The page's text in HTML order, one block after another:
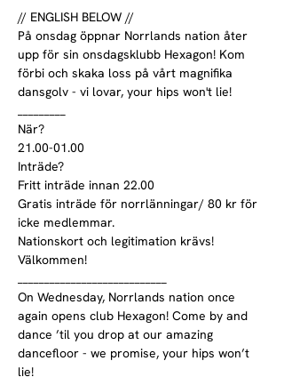
// ENGLISH BELOW //
På onsdag öppnar Norrlands nation åter
upp för sin onsdagsklubb Hexagon! Kom
förbi och skaka loss på vårt magnifika
dansgolv - vi lovar, your hips won't lie!
När?
21.00-01.00
Inträde?
Fritt inträde innan 22.00
Gratis inträde för norrlänningar/ 80 kr för
icke medlemmar.
Nationskort och legitimation krävs!
Välkommen!
On Wednesday, Norrlands nation once
again opens club Hexagon! Come by and
dance ’til you drop at our amazing
dancefloor - we promise, your hips won’t
lie!